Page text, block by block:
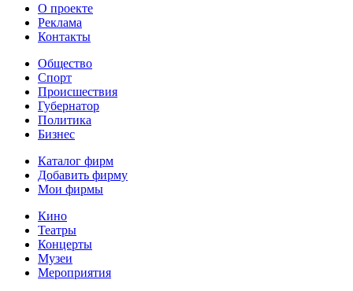
О проекте
Реклама
Контакты
Общество
Спорт
Происшествия
Губернатор
Политика
Бизнес
Каталог фирм
Добавить фирму
Мои фирмы
Кино
Театры
Концерты
Музеи
Мероприятия